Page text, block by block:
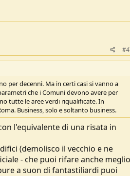
per decenni. Ma in certi casi si vanno a
che i Comuni devono avere per
tutte le aree verdi riqualificate. In
Business, solo e soltanto business.
l'equivalente di una risata in
(demolisco il vecchio e ne
- che puoi rifare anche meglio
a suon di fantastiliardi puoi